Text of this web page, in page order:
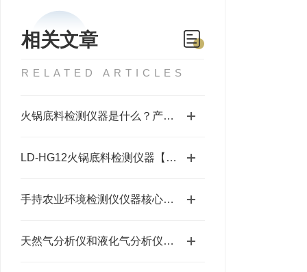
相关文章
RELATED ARTICLES
火锅底料检测仪器是什么？产品性能怎么样？
LD-HG12火锅底料检测仪器【莱恩德】
手持农业环境检测仪仪器核心优势分析
天然气分析仪和液化气分析仪的区别